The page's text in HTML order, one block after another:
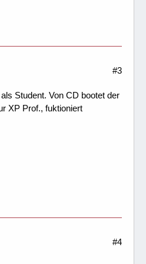
#3
Student. Von CD bootet der
XP Prof., fuktioniert
#4